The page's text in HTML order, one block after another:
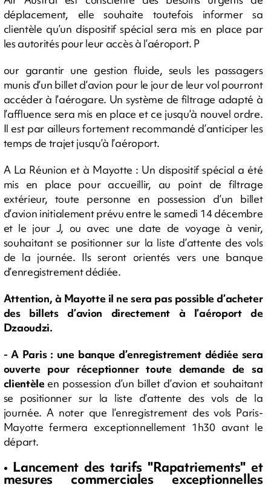
déplacement, elle souhaite toutefois informer sa
clientèle qu’un dispositif spécial sera mis en place par
les autorités pour leur accès à l’aéroport. P
our garantir une gestion fluide, seuls les passagers
munis d’un billet d’avion pour le jour de leur vol pourront
accéder à l’aérogare. Un système de filtrage adapté à
l’affluence sera mis en place et ce jusqu’à nouvel ordre.
Il est par ailleurs fortement recommandé d’anticiper les
temps de trajet jusqu’à l’aéroport.
A La Réunion et à Mayotte : Un dispositif spécial a été
mis en place pour accueillir, au point de filtrage
extérieur, toute personne en possession d’un billet
d’avion initialement prévu entre le samedi 14 décembre
et le jour J, ou avec une date de voyage à venir,
souhaitant se positionner sur la liste d’attente des vols
de la journée. Ils seront orientés vers une banque
d’enregistrement dédiée.
Attention, à Mayotte il ne sera pas possible d’acheter
des billets d’avion directement à l’aéroport de
Dzaoudzi.
- A Paris : une banque d’enregistrement dédiée sera
ouverte pour réceptionner toute demande de sa
clientèle en possession d’un billet d’avion et souhaitant
se positionner sur la liste d’attente des vols de la
journée. A noter que l’enregistrement des vols Paris-
Mayotte fermera exceptionnellement 1h30 avant le
départ.
• Lancement des tarifs "Rapatriements" et
mesures commerciales exceptionnelles